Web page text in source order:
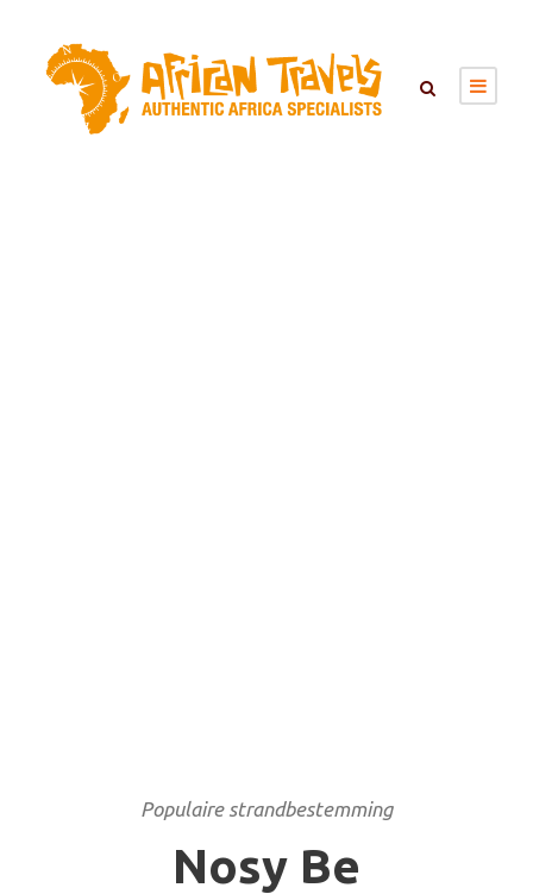
Populaire strandbestemming
Nosy Be